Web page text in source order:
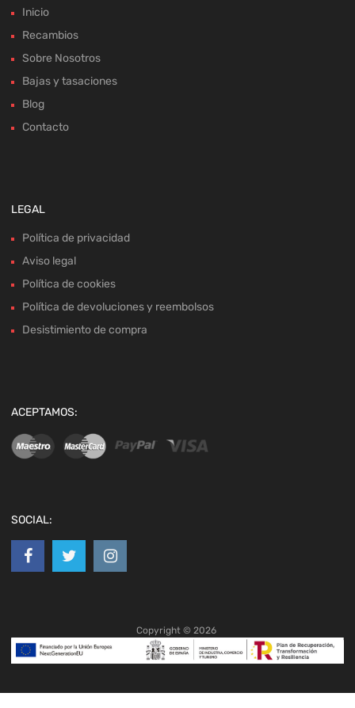
Inicio
Recambios
Sobre Nosotros
Bajas y tasaciones
Blog
Contacto
LEGAL
Política de privacidad
Aviso legal
Política de cookies
Política de devoluciones y reembolsos
Desistimiento de compra
ACEPTAMOS:
SOCIAL:
Copyright © 2026